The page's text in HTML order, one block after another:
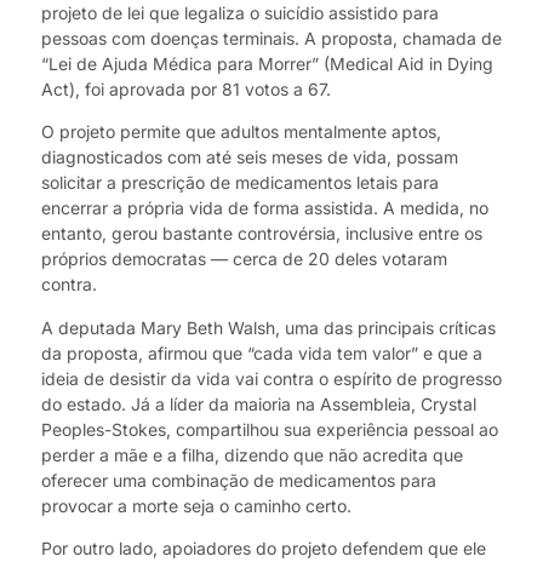
projeto de lei que legaliza o suicídio assistido para
pessoas com doenças terminais. A proposta, chamada de
“Lei de Ajuda Médica para Morrer” (Medical Aid in Dying
Act), foi aprovada por 81 votos a 67.
O projeto permite que adultos mentalmente aptos,
diagnosticados com até seis meses de vida, possam
solicitar a prescrição de medicamentos letais para
encerrar a própria vida de forma assistida. A medida, no
entanto, gerou bastante controvérsia, inclusive entre os
próprios democratas — cerca de 20 deles votaram
contra.
A deputada Mary Beth Walsh, uma das principais críticas
da proposta, afirmou que “cada vida tem valor” e que a
ideia de desistir da vida vai contra o espírito de progresso
do estado. Já a líder da maioria na Assembleia, Crystal
Peoples-Stokes, compartilhou sua experiência pessoal ao
perder a mãe e a filha, dizendo que não acredita que
oferecer uma combinação de medicamentos para
provocar a morte seja o caminho certo.
Por outro lado, apoiadores do projeto defendem que ele